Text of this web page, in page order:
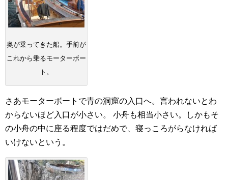
奥が乗ってきた船。手前が
これから乗るモーターボー
ト。
さあモーターボートで青の洞窟の入口へ。言われないとわ
からないほど入口が小さい。
小舟も相当小さい。しかもそ
の小舟の中に座る程度ではだめで、寝っころがらなければ
いけないという。